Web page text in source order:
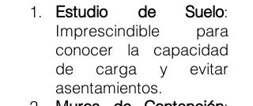
Estudio de Suelo:
Imprescindible para
conocer la capacidad
de carga y evitar
asentamientos.